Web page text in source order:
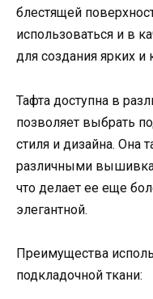
блестящей
использоваться и в
для создания ярких и
Тафта доступна в
позволяет выбрать
стиля и дизайна. Она
различными
что делает ее еще
элегантной.
Преимущества
подкладочной ткани: